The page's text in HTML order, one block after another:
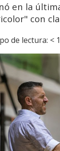
en la
con
de lectura: < 1